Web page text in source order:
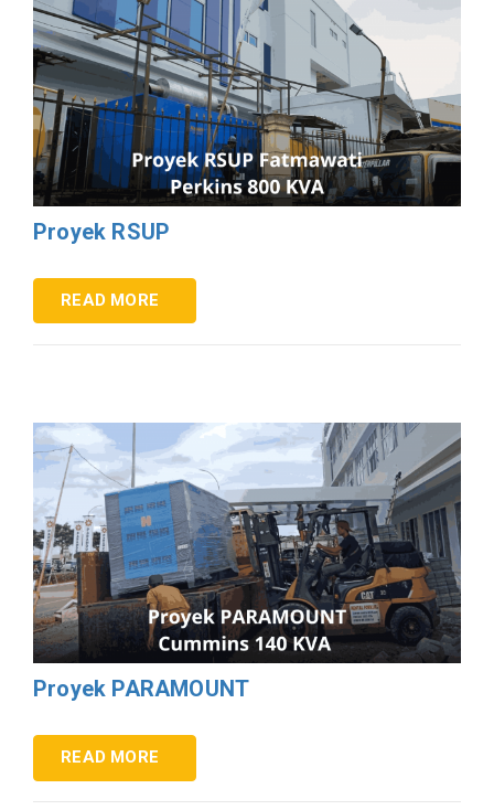
Proyek RSUP
READ MORE
Proyek PARAMOUNT
READ MORE